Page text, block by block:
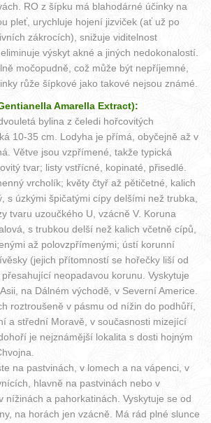
RO z šípku má blahodárné účinky na
pleť, urychluje hojení jizviček (ať už po
zákrocích), snižuje viditelnost
výskyt akné a jiných nedokonalostí.
močopudně, což může být nepříjemné,
růže šípkové jako takové nejsou známé.
Amarella Extract):
bylina z čeledi hořcovitých
10-35 cm. Lodyha je přímá, obyčejně až v
Větve jsou vzpřímené, takže typická
tvar; listy vstřícné, kopinaté, přisedlé.
vrcholík; květy čtyř až pětičetné, kalich
s úzkými špičatými cípy delšími než trubka,
tvaru uzoučkého U, vzácně V. Koruna
s trubkou delší než kalich včetně cípů,
až polovzpřímenými; ústí korunní
(jejich přítomností se hořečky liší od
neopadavou korunu. Vyskytuje
na Dálném východě, v Severní Americe.
roztroušeně v pásmu od nížin do podhůří,
a střední Moravě, v současnosti mizející
je nejznámější lokalita s dosti hojným
na pastvinách, v lomech a na vápenci, v
hlavně na pastvinách nebo v
nížinách a pahorkatinách. Vyskytuje se od
na horách jen vzácně. Má rád plné slunce